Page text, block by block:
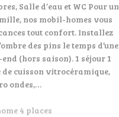
Salle d’eau et WC Pour un
nos mobil-homes vous
tout confort. Installez
des pins le temps d’une
(hors saison). 1 séjour 1
cuisson vitrocéramique,
ondes,…
4 places